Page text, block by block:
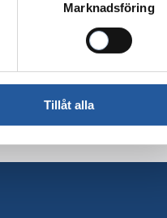
Marknadsföring
Tillåt alla